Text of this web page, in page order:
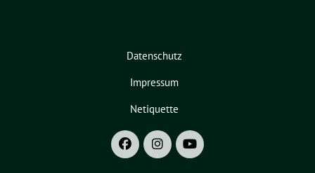
Datenschutz
Impressum
Netiquette